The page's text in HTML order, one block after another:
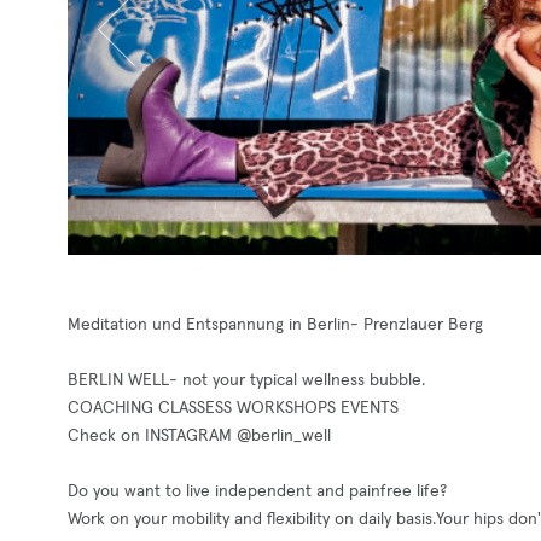
Meditation und Entspannung in Berlin- Prenzlauer Berg
BERLIN WELL- not your typical wellness bubble.
COACHING CLASSESS WORKSHOPS EVENTS
Check on INSTAGRAM @berlin_well
Do you want to live independent and painfree life?
Work on your mobility and flexibility on daily basis.Your hips